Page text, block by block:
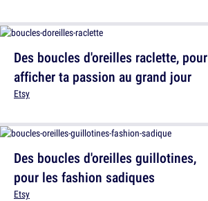
Des boucles d'oreilles raclette, pour
afficher ta passion au grand jour
Etsy
Des boucles d'oreilles guillotines,
pour les fashion sadiques
Etsy